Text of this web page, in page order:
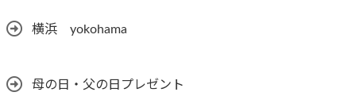
横浜 yokohama
母の日・父の日プレゼント